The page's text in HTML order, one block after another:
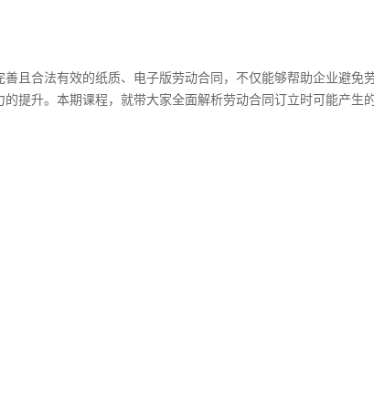
且合法有效的纸质、电子版劳动合同，不仅能够帮助企业避免
提升。本期课程，就带大家全面解析劳动合同订立时可能产生